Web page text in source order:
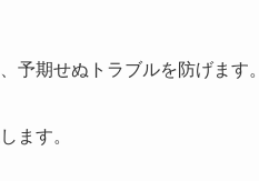
予期せぬトラブルを防げます。
ます。